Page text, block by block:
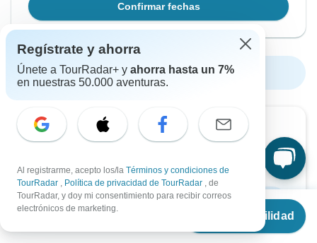
Desde €2,100
Ver disponibilidad
Confirmar fechas
Mostrar más fechas próximas
¿Quieres leerlo más tarde?
Descárgate el folleto en PDF de este circuito y
empieza a planificarlo sin conexión a Internet
Descargar folleto
Regístrate y ahorra
Únete a TourRadar+ y ahorra hasta un 7%
en nuestras 50.000 aventuras.
Al registrarme, acepto los/la Términos y condiciones de
TourRadar , Política de privacidad de TourRadar , de
TourRadar, y doy mi consentimiento para recibir correos
electrónicos de marketing.